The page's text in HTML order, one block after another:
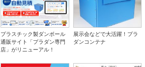
プラスチック製ダンボール
通販サイト「プラダン専門
店」がリニューアル！
展示会などで大活躍！プラ
ダンコンテナ